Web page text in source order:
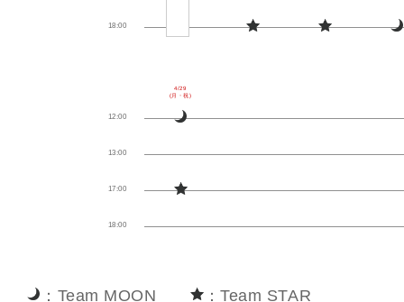
18:00
4/29
(月・祝)
12:00
13:00
17:00
18:00
：Team MOON ：Team STAR